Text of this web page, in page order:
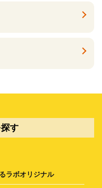
す
ラボオリジナル